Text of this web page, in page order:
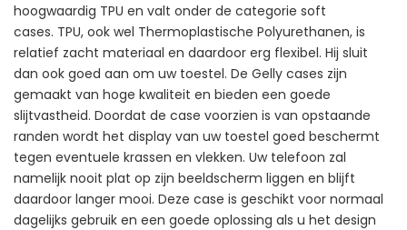
hoogwaardig TPU en valt onder de categorie soft
cases. TPU, ook wel Thermoplastische Polyurethanen, is
relatief zacht materiaal en daardoor erg flexibel. Hij sluit
dan ook goed aan om uw toestel. De Gelly cases zijn
gemaakt van hoge kwaliteit en bieden een goede
slijtvastheid. Doordat de case voorzien is van opstaande
randen wordt het display van uw toestel goed beschermt
tegen eventuele krassen en vlekken. Uw telefoon zal
namelijk nooit plat op zijn beeldscherm liggen en blijft
daardoor langer mooi. Deze case is geschikt voor normaal
dagelijks gebruik en een goede oplossing als u het design